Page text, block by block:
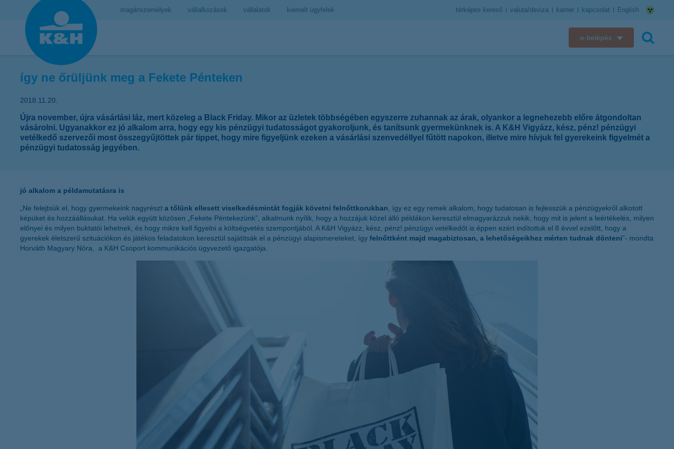
magánszemélyek vállalkozások vállalatok kiemelt ügyfelek térképes kereső valuta/deviza karrier kapcsolat English
e-belépés
K&H web Electra
K&H e-kártyafelület
K&H token megújítás
így ne őrüljünk meg a Fekete Pénteken
2018.11.20.
Újra november, újra vásárlási láz, mert közeleg a Black Friday. Mikor az üzletek többségében egyszerre zuhannak az árak, olyankor a legnehezebb előre átgondoltan
vásárolni. Ugyanakkor ez jó alkalom arra, hogy egy kis pénzügyi tudatosságot gyakoroljunk, és tanítsunk gyermekünknek is. A K&H Vigyázz, kész, pénz! pénzügyi
vetélkedő szervezői most összegyűjtöttek pár tippet, hogy mire figyeljünk ezeken a vásárlási szenvedéllyel fűtött napokon, illetve mire hívjuk fel gyerekeink figyelmét a
pénzügyi tudatosság jegyében.
jó alkalom a példamutatásra is
„Ne felejtsük el, hogy gyermekeink nagyrészt a tőlünk ellesett viselkedésmintát fogják követni felnőttkorukban , így ez egy remek alkalom, hogy tudatosan is fejlesszük a pénzügyekről alkotott
képüket és hozzáállásukat. Ha velük együtt közösen „Fekete Péntekezünk”, alkalmunk nyílik, hogy a hozzájuk közel álló példákon keresztül elmagyarázzuk nekik, hogy mit is jelent a leértékelés, milyen
előnyei és milyen buktatói lehetnek, és hogy mikre kell figyelni a költségvetés szempontjából. A K&H Vigyázz, kész, pénz! pénzügyi vetélkedőt is éppen ezért indítottuk el 8 évvel ezelőtt, hogy a
gyerekek életszerű szituációkon és játékos feladatokon keresztül sajátítsák el a pénzügyi alapismereteket, így felnőttként majd magabiztosan, a lehetőségeikhez mérten tudnak dönteni”- mondta
Horváth Magyary Nóra, a K&H Csoport kommunikációs ügyvezető igazgatója.